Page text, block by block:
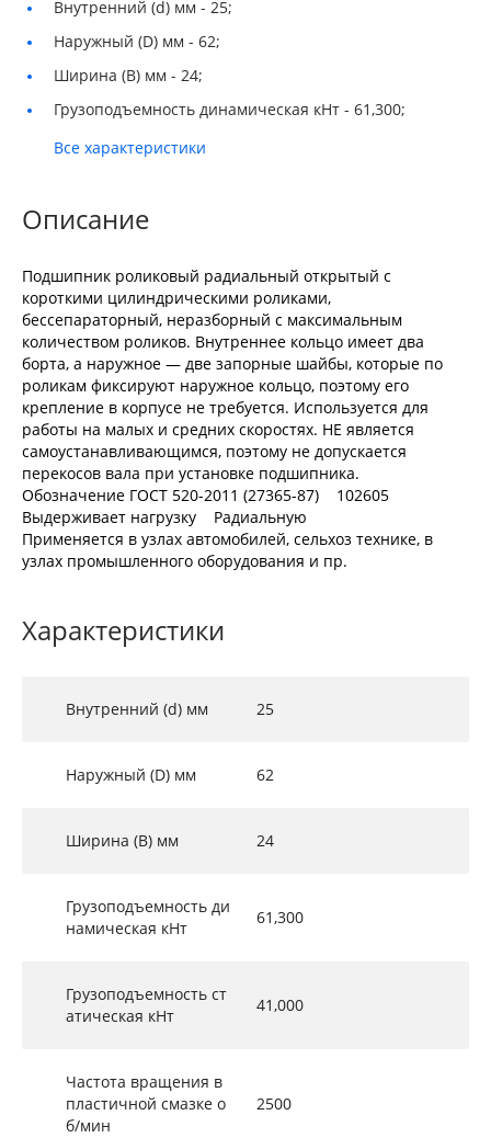
Внутренний (d) мм - 25;
Наружный (D) мм - 62;
Ширина (B) мм - 24;
Грузоподъемность динамическая кНт - 61,300;
Все характеристики
Описание
Подшипник роликовый радиальный открытый с
короткими цилиндрическими роликами,
бессепараторный, неразборный с максимальным
количеством роликов. Внутреннее кольцо имеет два
борта, а наружное — две запорные шайбы, которые по
роликам фиксируют наружное кольцо, поэтому его
крепление в корпусе не требуется. Используется для
работы на малых и средних скоростях. НЕ является
самоустанавливающимся, поэтому не допускается
перекосов вала при установке подшипника.
Обозначение ГОСТ 520-2011 (27365-87) 102605
Выдерживает нагрузку Радиальную
Применяется в узлах автомобилей, сельхоз технике, в
узлах промышленного оборудования и пр.
Характеристики
Внутренний (d) мм 25
Наружный (D) мм 62
Ширина (B) мм 24
Грузоподъемность ди
намическая кНт
61,300
Грузоподъемность ст
атическая кНт
41,000
Частота вращения в
пластичной смазке о
б/мин
2500